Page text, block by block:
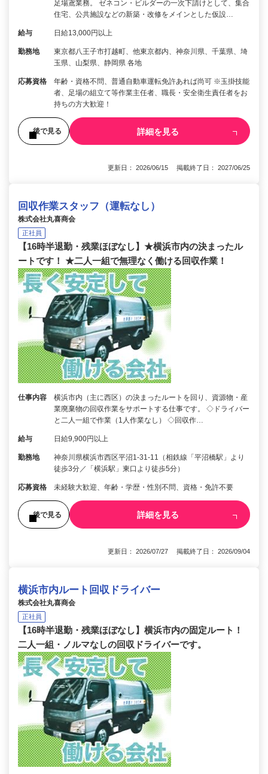
足場鳶業務。 ゼネコン・ビルダーの一次下請けとして、集合
住宅、公共施設などの新築・改修をメインとした仮設…
給与 日給13,000円以上
勤務地
東京都八王子市打越町、他東京都内、神奈川県、千葉県、埼
玉県、山梨県、静岡県 各地
応募資格
年齢・資格不問、普通自動車運転免許あれば尚可 ※玉掛技能
者、足場の組立て等作業主任者、職長・安全衛生責任者をお
持ちの方大歓迎！
後で見る 詳細を見る
更新日： 2026/06/15 掲載終了日： 2027/06/25
回収作業スタッフ（運転なし）
株式会社丸喜商会
正社員
【16時半退勤・残業ほぼなし】★横浜市内の決まったル
ートです！ ★二人一組で無理なく働ける回収作業！
仕事内容
横浜市内（主に西区）の決まったルートを回り、資源物・産
業廃棄物の回収作業をサポートする仕事です。 ◇ドライバー
と二人一組で作業（1人作業なし） ◇回収作…
給与 日給9,900円以上
勤務地
神奈川県横浜市西区平沼1-31-11（相鉄線「平沼橋駅」より
徒歩3分／「横浜駅」東口より徒歩5分）
応募資格 未経験大歓迎、年齢・学歴・性別不問、資格・免許不要
後で見る 詳細を見る
更新日： 2026/07/27 掲載終了日： 2026/09/04
横浜市内ルート回収ドライバー
株式会社丸喜商会
正社員
【16時半退勤・残業ほぼなし】横浜市内の固定ルート！
二人一組・ノルマなしの回収ドライバーです。